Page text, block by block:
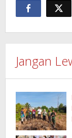
Jangan